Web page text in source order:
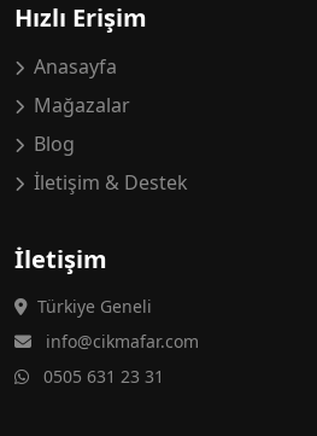
Hızlı Erişim
Anasayfa
Mağazalar
Blog
İletişim & Destek
İletişim
Türkiye Geneli
info@cikmafar.com
0505 631 23 31